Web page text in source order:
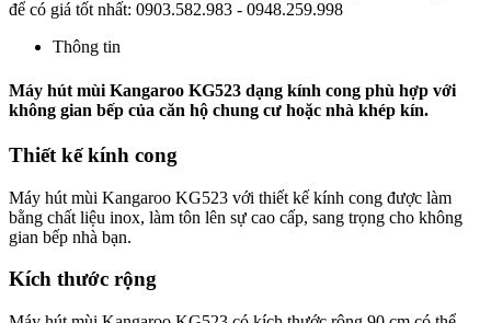
để có giá tốt nhất: 0903.582.983 - 0948.259.998
Thông tin
Máy hút mùi Kangaroo KG523 dạng kính cong phù hợp với
không gian bếp của căn hộ chung cư hoặc nhà khép kín.
Thiết kế kính cong
Máy hút mùi Kangaroo KG523 với thiết kế kính cong được làm
bằng chất liệu inox, làm tôn lên sự cao cấp, sang trọng cho không
gian bếp nhà bạn.
Kích thước rộng